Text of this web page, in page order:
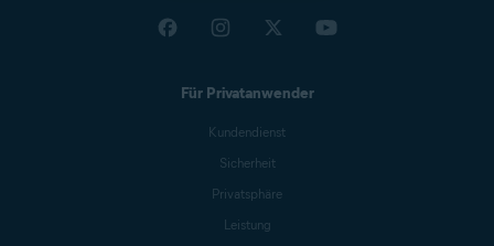
Für Privatanwender
Kundendienst
Sicherheit
Privatsphäre
Leistung